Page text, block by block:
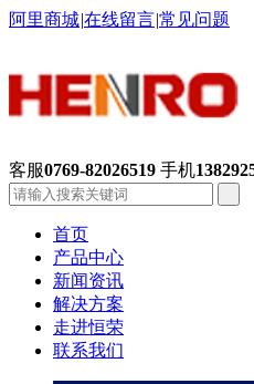
阿里商城|在线留言|常见问题
客服0769-82026519 手机
首页
产品中心
新闻资讯
解决方案
走进恒荣
联系我们